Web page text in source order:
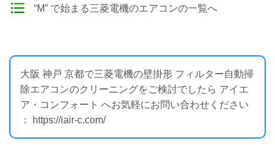
“M” で始まる三菱電機のエアコンの一覧へ
大阪 神戸 京都で三菱電機の壁掛形 フィルター自動掃
除エアコンのクリーニングをご検討でしたら アイエ
ア・コンフォート へお気軽にお問い合わせください
： https://iair-c.com/